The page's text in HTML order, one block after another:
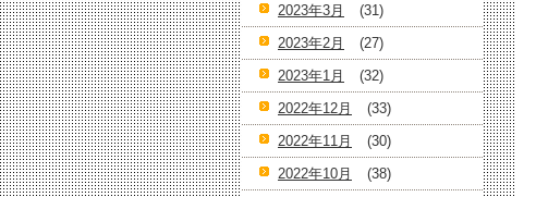
2023年3月
(31)
2023年2月
(27)
2023年1月
(32)
2022年12月
(33)
2022年11月
(30)
2022年10月
(38)